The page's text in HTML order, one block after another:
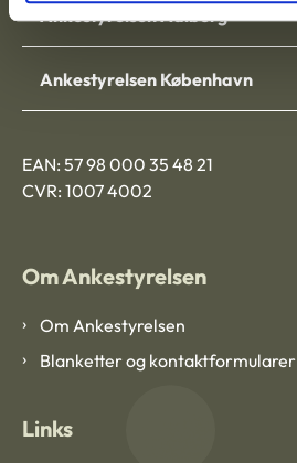
Ankestyrelsen Aalborg
Ankestyrelsen København
EAN: 57 98 000 35 48 21
CVR: 1007 4002
Om Ankestyrelsen
Om Ankestyrelsen
Blanketter og kontaktformularer
Links